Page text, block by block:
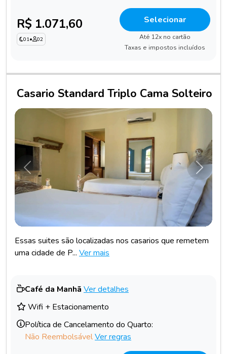
R$ 1.071,60
01• 02
Selecionar
Até 12x no cartão
Taxas e impostos incluídos
Casario Standard Triplo Cama Solteiro
Anterior
Essas suites são localizadas nos casarios que remetem
uma cidade de P... Ver mais
Café da Manhã Ver detalhes
Wifi + Estacionamento
Política de Cancelamento do Quarto:
Não ReembolsávelVer regras